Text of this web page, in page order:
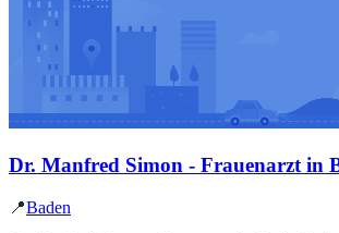
Dr. Manfred Simon - Frauenarzt in
📍Baden